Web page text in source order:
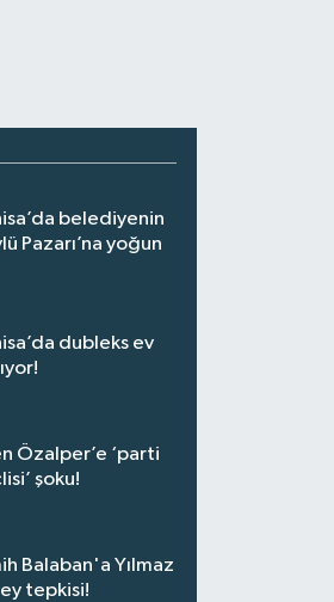
belediyenin
Pazarı’na yoğun
dubleks ev
Özalper’e ‘parti
şoku!
Balaban'a Yılmaz
tepkisi!